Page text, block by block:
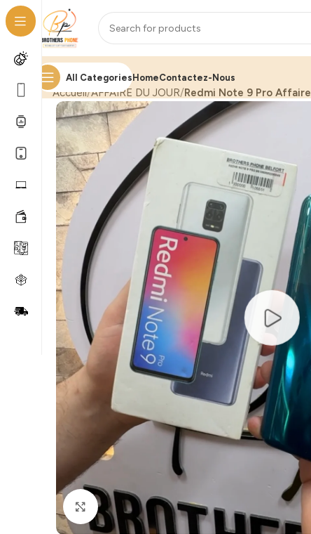
All CategoriesHomeContactez-Nous
Accueil AFFAIRE DU JOUR Redmi Note 9 Pro Affaire
Click to enlarge